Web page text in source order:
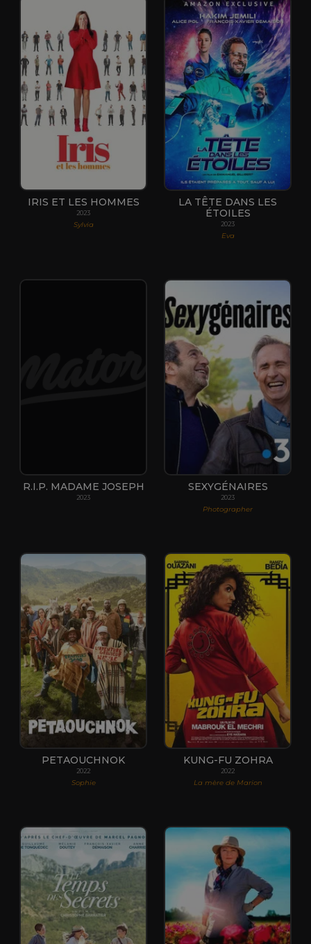
IRIS ET LES HOMMES
2023
Sylvia
LA TÊTE DANS LES
ÉTOILES
2023
Eva
R.I.P. MADAME JOSEPH
2023
SEXYGÉNAIRES
2023
Photographer
PETAOUCHNOK
2022
Sophie
KUNG-FU ZOHRA
2022
La mère de Marion